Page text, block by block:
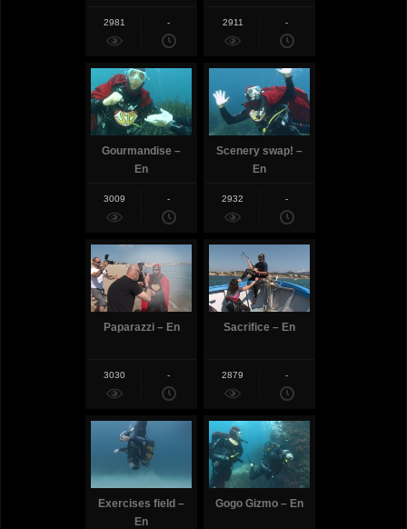
2981 - 2911 -
Gourmandise –
En
3009 -
Scenery swap! –
En
2932 -
Paparazzi – En
3030 -
Sacrifice – En
2879 -
Exercises field –
En
Gogo Gizmo – En